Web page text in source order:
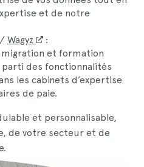
et de notre
N
/ Wagyz
N
o
u
v
e
l
e
:
migration et formation
des fonctionnalités
les cabinets d’expertise
de paie.
et personnalisable,
de votre secteur et de